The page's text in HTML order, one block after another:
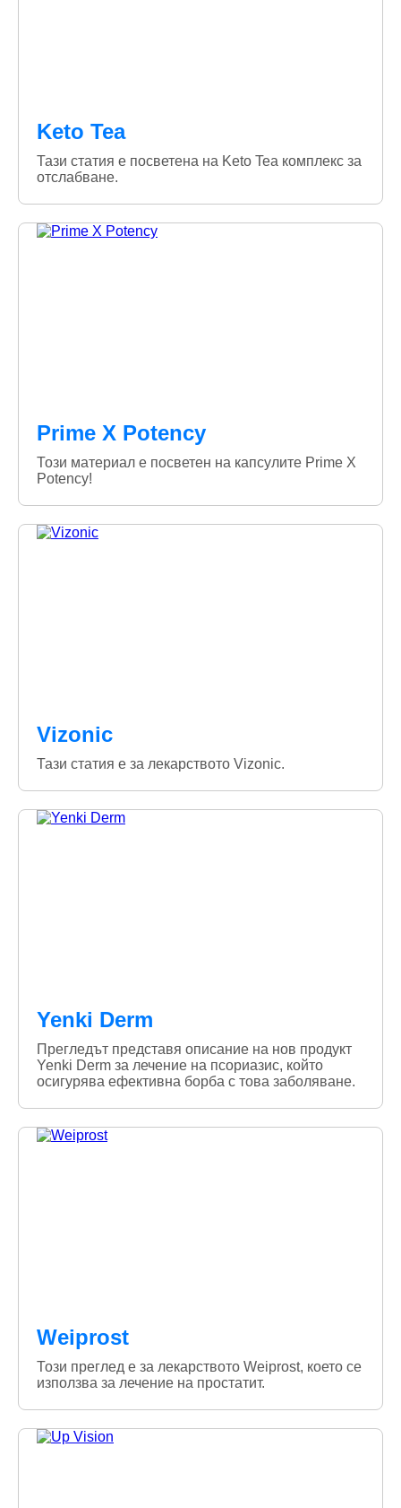
Keto Tea
Тази статия е посветена на Keto Tea комплекс за
отслабване.
Prime X Potency
Този материал е посветен на капсулите Prime X
Potency!
Vizonic
Тази статия е за лекарството Vizonic.
Yenki Derm
Прегледът представя описание на нов продукт
Yenki Derm за лечение на псориазис, който
осигурява ефективна борба с това заболяване.
Weiprost
Този преглед е за лекарството Weiprost, което се
използва за лечение на простатит.